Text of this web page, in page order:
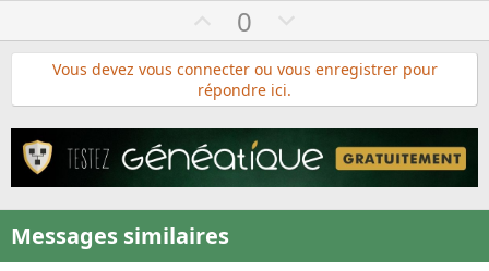
U
p
v
o
t
e
0
o
w
n
v
o
t
e
Vous devez vous connecter ou vous enregistrer pour
répondre ici.
Messages similaires